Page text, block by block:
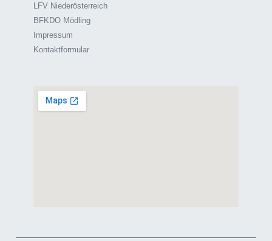
LFV Niederösterreich
BFKDO Mödling
Impressum
Kontaktformular